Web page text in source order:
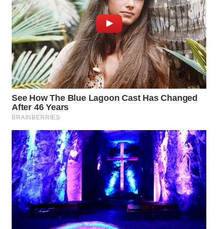
WN
SUMEDANG
WN
CIANJUR
WN
KEPULAUAN
SERIBU
WN
TANGERANG
WN
BINJAI
WN
CIREBON